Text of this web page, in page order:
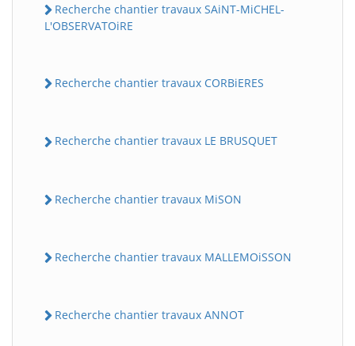
Recherche chantier travaux SAiNT-MiCHEL-
L'OBSERVATOiRE
Recherche chantier travaux CORBiERES
Recherche chantier travaux LE BRUSQUET
Recherche chantier travaux MiSON
Recherche chantier travaux MALLEMOiSSON
Recherche chantier travaux ANNOT